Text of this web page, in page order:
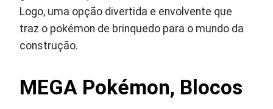
Logo, uma opção divertida e envolvente que
traz o pokémon de brinquedo para o mundo da
construção.
MEGA Pokémon, Blocos